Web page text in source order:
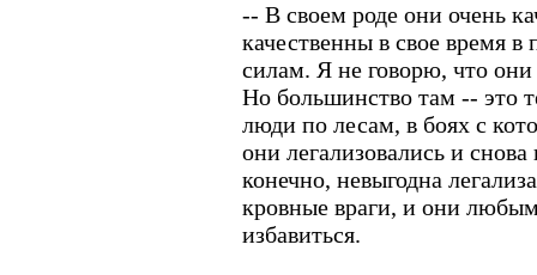
-- В своем роде они очень
качественны в свое время
силам. Я не говорю, что они
Но большинство там -- это
люди по лесам, в боях с
они легализовались и
конечно, невыгодна
кровные враги, и они
избавиться.